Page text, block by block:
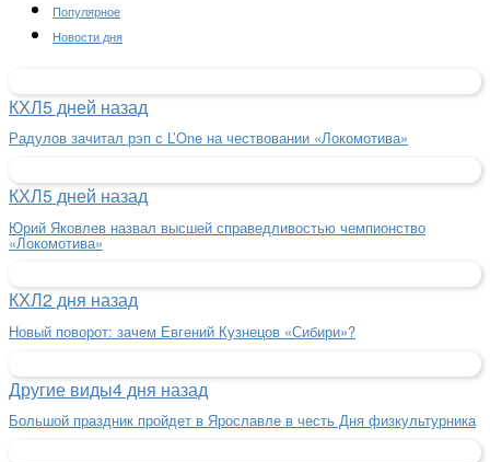
Популярное
Новости дня
КХЛ5 дней назад
Радулов зачитал рэп с L’One на чествовании «Локомотива»
КХЛ5 дней назад
Юрий Яковлев назвал высшей справедливостью чемпионство
«Локомотива»
КХЛ2 дня назад
Новый поворот: зачем Евгений Кузнецов «Сибири»?
Другие виды4 дня назад
Большой праздник пройдет в Ярославле в честь Дня физкультурника